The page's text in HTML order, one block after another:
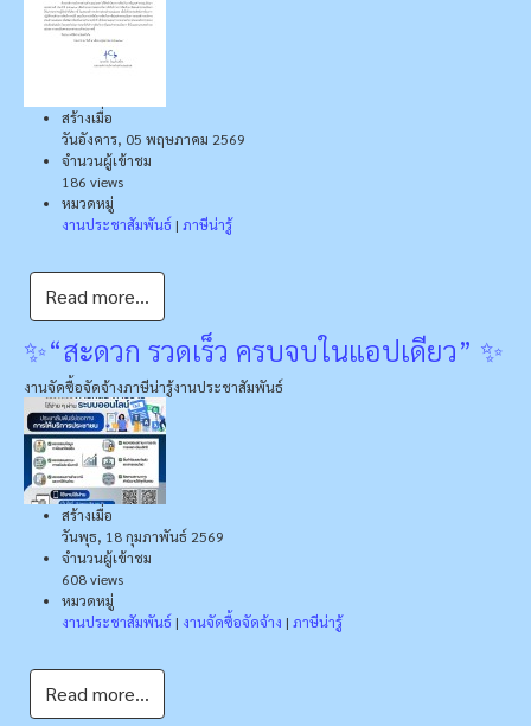
สร้างเมื่อ
วันอังคาร, 05 พฤษภาคม 2569
จำนวนผู้เข้าชม
186 views
หมวดหมู่
งานประชาสัมพันธ์ | ภาษีน่ารู้
Read more...
✨“สะดวก รวดเร็ว ครบจบในแอปเดียว” ✨
งานจัดซื้อจัดจ้างภาษีน่ารู้งานประชาสัมพันธ์
สร้างเมื่อ
วันพุธ, 18 กุมภาพันธ์ 2569
จำนวนผู้เข้าชม
608 views
หมวดหมู่
งานประชาสัมพันธ์ | งานจัดซื้อจัดจ้าง | ภาษีน่ารู้
Read more...